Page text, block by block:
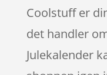
Coolstuff er
det handler
Julekalender